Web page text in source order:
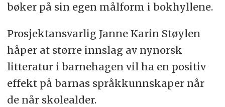
bøker på sin egen målform i bokhyllene.
Prosjektansvarlig Janne Karin Støylen
håper at større innslag av nynorsk
litteratur i barnehagen vil ha en positiv
effekt på barnas språkkunnskaper når
de når skolealder.